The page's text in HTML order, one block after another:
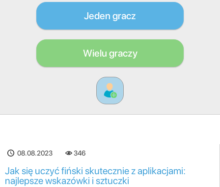
Jeden gracz
Wielu graczy
08.08.2023 346
Jak się uczyć fiński skutecznie z aplikacjami:
najlepsze wskazówki i sztuczki